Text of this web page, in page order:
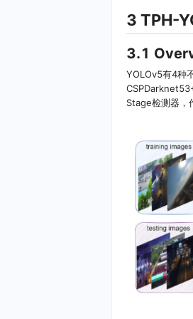
3 TPH-
3.1
YOLOv5有4种
Stage检测器，